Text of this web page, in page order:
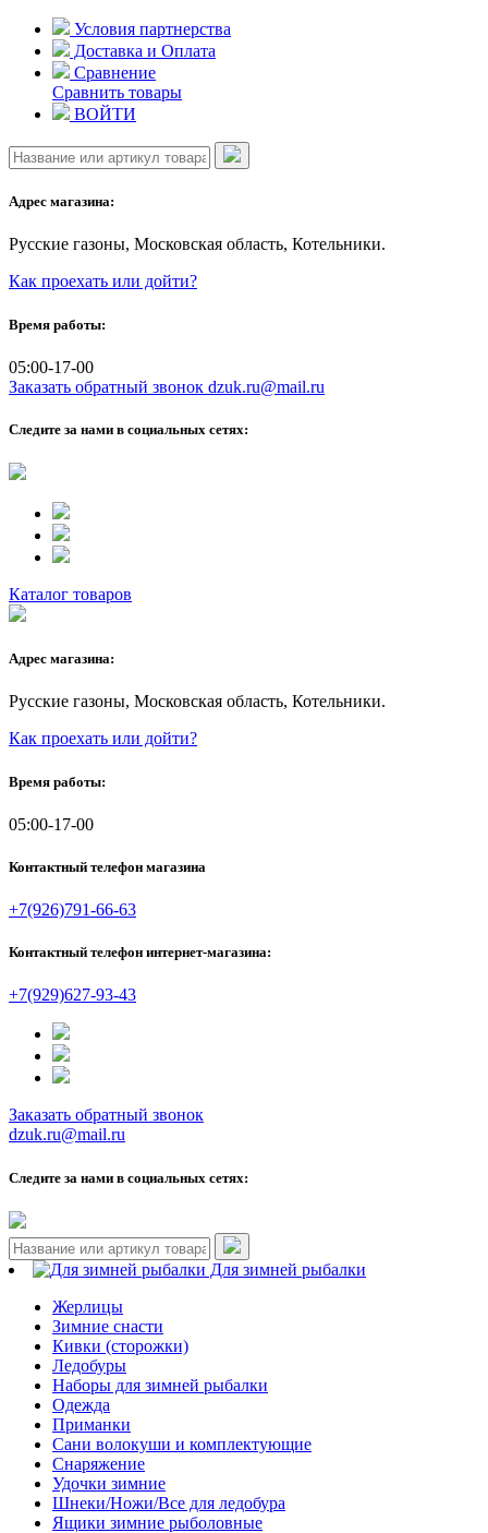
Skip
content
Условия партнерства
Доставка и Оплата
Сравнение
Сравнить товары
ВОЙТИ
Адрес магазина:
Русские газоны, Московская область, Котельники.
Как проехать или дойти?
Время работы:
05:00-17-00
Заказать обратный звонок dzuk.ru@mail.ru
Следите за нами в социальных сетях:
Каталог товаров
Адрес магазина:
Русские газоны, Московская область, Котельники.
Как проехать или дойти?
Время работы:
05:00-17-00
Контактный телефон магазина
+7(926)791-66-63
Контактный телефон интернет-магазина:
+7(929)627-93-43
Заказать обратный звонок
dzuk.ru@mail.ru
Следите за нами в социальных сетях:
Для зимней рыбалки
Жерлицы
Зимние снасти
Кивки (сторожки)
Ледобуры
Наборы для зимней рыбалки
Одежда
Приманки
Сани волокуши и комплектующие
Снаряжение
Удочки зимние
Шнеки/Ножи/Все для ледобура
Ящики зимние рыболовные